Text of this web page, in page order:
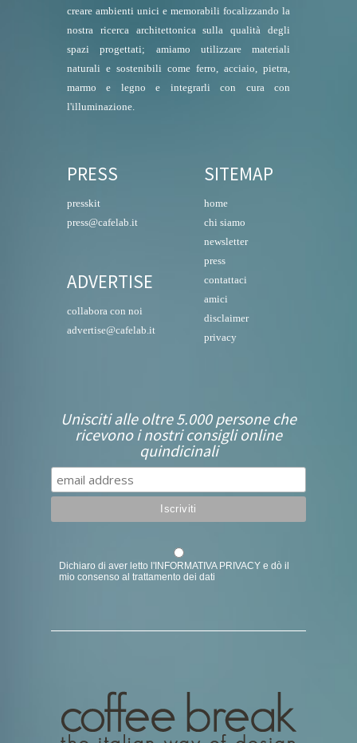
creare ambienti unici e memorabili focalizzando la
nostra ricerca architettonica sulla qualità degli
spazi progettati; amiamo utilizzare materiali
naturali e sostenibili come ferro, acciaio, pietra,
marmo e legno e integrarli con cura con
l'illuminazione.
PRESS
presskit
press@cafelab.it
ADVERTISE
collabora con noi
advertise@cafelab.it
SITEMAP
home
chi siamo
newsletter
press
contattaci
amici
disclaimer
privacy
Unisciti alle oltre 5.000 persone che
ricevono i nostri consigli online
quindicinali
Dichiaro di aver letto l' INFORMATIVA PRIVACY e dò il
mio consenso al trattamento dei dati